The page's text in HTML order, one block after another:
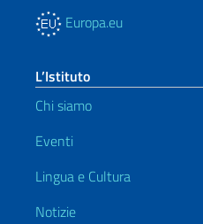
Europa.eu
L’Istituto
Chi siamo
Eventi
Lingua e Cultura
Notizie